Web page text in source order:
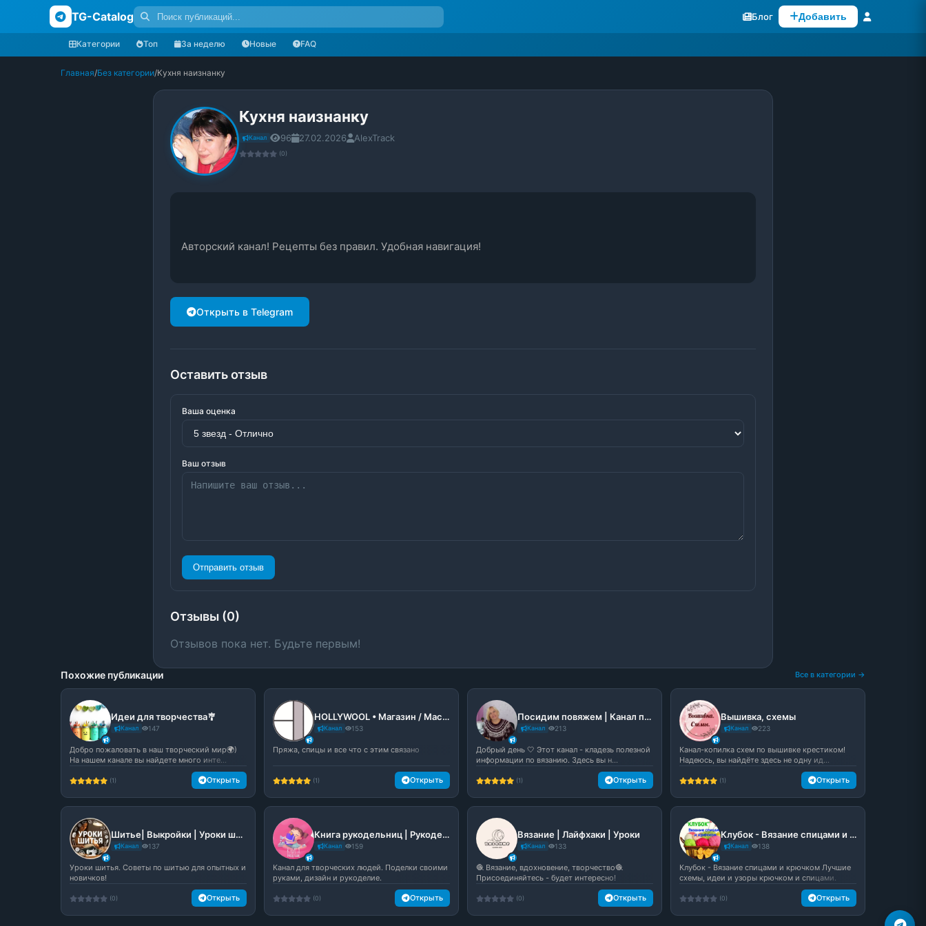
TG-Catalog Блог Добавить
Категории Топ За неделю Новые FAQ
Главная/Без категории/Кухня наизнанку
Кухня наизнанку
Канал 96 27.02.2026 AlexTrack
(0)
Авторский канал! Рецепты без правил. Удобная навигация!
Открыть в Telegram
Оставить отзыв
Ваша оценка
Ваш отзыв
Отправить отзыв
Отзывы (0)
Отзывов пока нет. Будьте первым!
Похожие публикации Все в категории →
Идеи для творчества🎐
Канал 147
Добро пожаловать в наш творческий мир🌍)
На нашем канале вы найдете много инте...
(1) Открыть
HOLLYWOOL • Магазин / Мастер-классы по вязанию
Канал 153
Пряжа, спицы и все что с этим связано
(1) Открыть
Посидим повяжем | Канал по вязанию
Канал 213
Добрый день 🤍 Этот канал - кладезь полезной
информации по вязанию. Здесь вы н...
(1) Открыть
Вышивка, схемы
Канал 223
Канал-копилка схем по вышивке крестиком!
Надеюсь, вы найдёте здесь не одну ид...
(1) Открыть
Шитье| Выкройки | Уроки шитья
Канал 137
Уроки шитья. Советы по шитью для опытных и
новичков!
(0) Открыть
Книга рукодельниц | Рукоделие
Канал 159
Канал для творческих людей. Поделки своими
руками, дизайн и рукоделие.
(0) Открыть
Вязание | Лайфхаки | Уроки
Канал 133
🧶 Вязание, вдохновение, творчество🧶
Присоединяйтесь - будет интересно!
(0) Открыть
Клубок - Вязание спицами и крючком
Канал 138
Клубок - Вязание спицами и крючком Лучшие
схемы, идеи и узоры крючком и спицами.
(0) Открыть